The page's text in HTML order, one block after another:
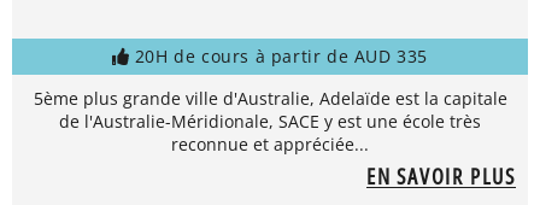
20H de cours à partir de AUD 335
5ème plus grande ville d'Australie, Adelaïde est la capitale
de l'Australie-Méridionale, SACE y est une école très
reconnue et appréciée...
EN SAVOIR PLUS